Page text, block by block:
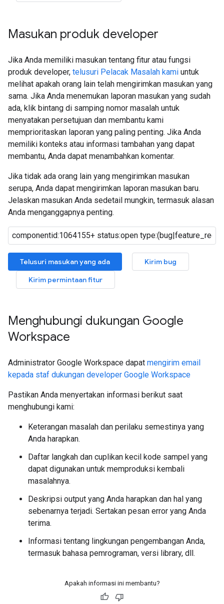
Masukan produk developer
Jika Anda memiliki masukan tentang fitur atau fungsi
produk developer, telusuri Pelacak Masalah kami untuk
melihat apakah orang lain telah mengirimkan masukan yang
sama. Jika Anda menemukan laporan masukan yang sudah
ada, klik bintang di samping nomor masalah untuk
menyatakan persetujuan dan membantu kami
memprioritaskan laporan yang paling penting. Jika Anda
memiliki konteks atau informasi tambahan yang dapat
membantu, Anda dapat menambahkan komentar.
Jika tidak ada orang lain yang mengirimkan masukan
serupa, Anda dapat mengirimkan laporan masukan baru.
Jelaskan masukan Anda sedetail mungkin, termasuk alasan
Anda menganggapnya penting.
Telusuri masukan yang ada
Kirim bug
Kirim permintaan fitur
Menghubungi dukungan Google
Workspace
Administrator Google Workspace dapat mengirim email
kepada staf dukungan developer Google Workspace
Pastikan Anda menyertakan informasi berikut saat
menghubungi kami:
Keterangan masalah dan perilaku semestinya yang
Anda harapkan.
Daftar langkah dan cuplikan kecil kode sampel yang
dapat digunakan untuk memproduksi kembali
masalahnya.
Deskripsi output yang Anda harapkan dan hal yang
sebenarnya terjadi. Sertakan pesan error yang Anda
terima.
Informasi tentang lingkungan pengembangan Anda,
termasuk bahasa pemrograman, versi library, dll.
Apakah informasi ini membantu?